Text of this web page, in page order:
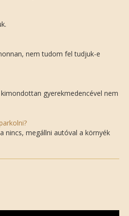
nem tudom fel tudjuk-e
gyerekmedencével nem
nincs, megállni autóval a környék